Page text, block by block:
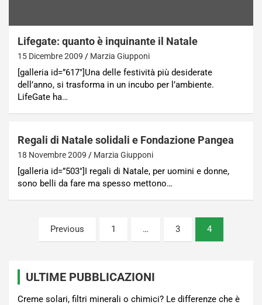
Lifegate: quanto è inquinante il Natale
15 Dicembre 2009 Marzia Giupponi
[galleria id=”617″]Una delle festività più desiderate
dell’anno, si trasforma in un incubo per l’ambiente.
LifeGate ha…
Regali di Natale solidali e Fondazione Pangea
18 Novembre 2009 Marzia Giupponi
[galleria id=”503″]I regali di Natale, per uomini e donne,
sono belli da fare ma spesso mettono…
Paginazione
degli
Previous 1 … 3 4
ULTIME PUBBLICAZIONI
Creme solari, filtri minerali o chimici? Le differenze che è